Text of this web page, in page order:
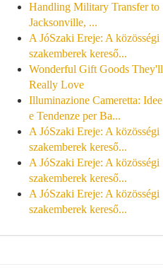
Handling Military Transfer to
Jacksonville, ...
A JóSzaki Ereje: A közösségi
szakemberek kereső...
Wonderful Gift Goods They'll
Really Love
Illuminazione Cameretta: Idee
e Tendenze per Ba...
A JóSzaki Ereje: A közösségi
szakemberek kereső...
A JóSzaki Ereje: A közösségi
szakemberek kereső...
A JóSzaki Ereje: A közösségi
szakemberek kereső...